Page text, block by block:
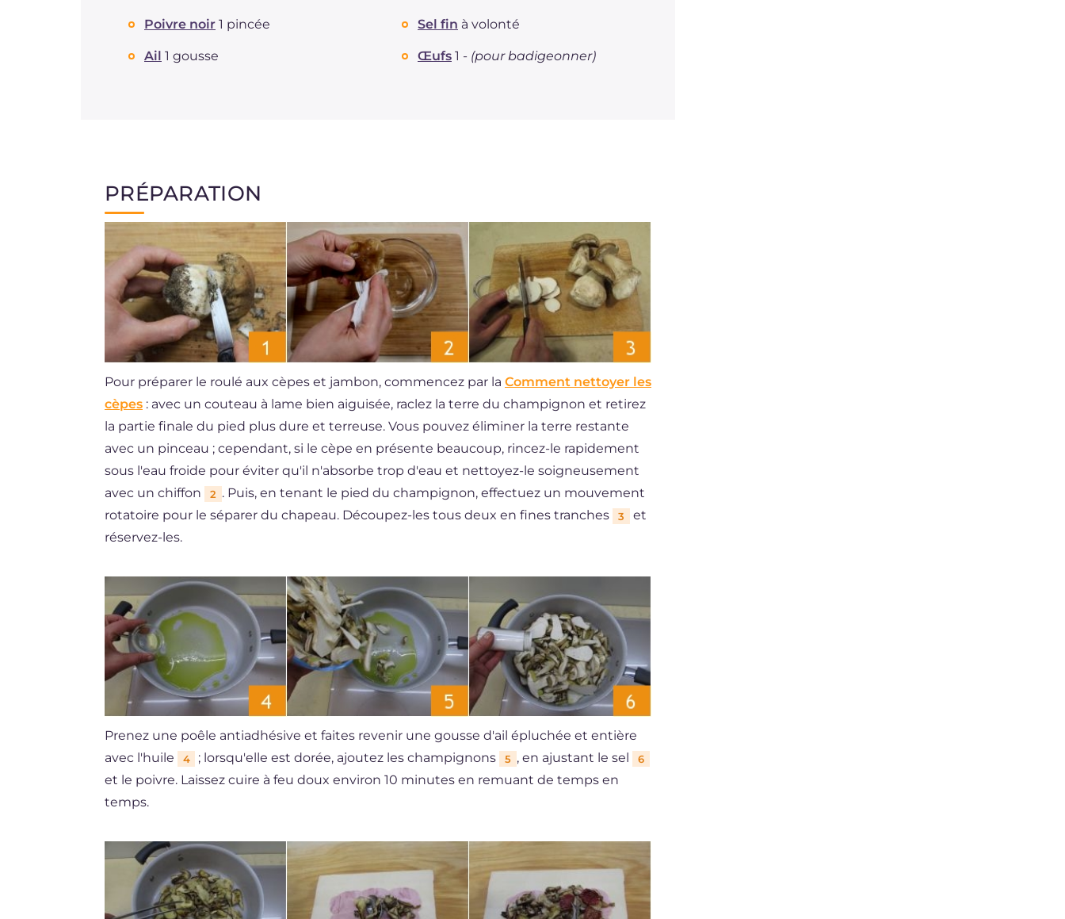
Fibre
Sodium mg
Poivre noir 1 pincée Sel fin à volonté
Ail 1 gousse Œufs 1 - (pour badigeonner)
PRÉPARATION
Pour préparer le roulé aux cèpes et jambon, commencez par la Comment nettoyer les
cèpes : avec un couteau à lame bien aiguisée, raclez la terre du champignon et retirez
la partie finale du pied plus dure et terreuse. Vous pouvez éliminer la terre restante
avec un pinceau ; cependant, si le cèpe en présente beaucoup, rincez-le rapidement
sous l'eau froide pour éviter qu'il n'absorbe trop d'eau et nettoyez-le soigneusement
avec un chiffon
2 . Puis, en tenant le pied du champignon, effectuez un mouvement
rotatoire pour le séparer du chapeau. Découpez-les tous deux en fines tranches
3
et
réservez-les.
Prenez une poêle antiadhésive et faites revenir une gousse d'ail épluchée et entière
avec l'huile
4 ; lorsqu'elle est dorée, ajoutez les champignons 5 , en ajustant le sel 6
et le poivre. Laissez cuire à feu doux environ 10 minutes en remuant de temps en
temps.